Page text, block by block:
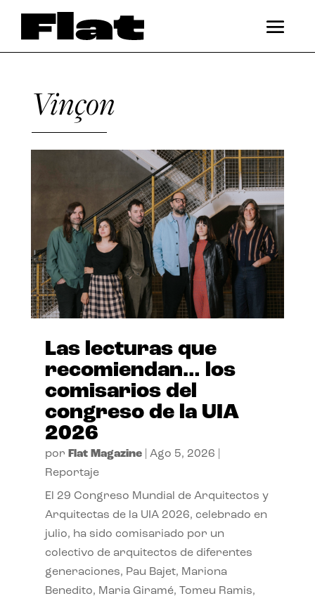
Vinçon
Las lecturas que
recomiendan… los
comisarios del
congreso de la UIA
2026
por Flat Magazine| Ago 5, 2026
Reportaje
El 29 Congreso Mundial de Arquitectos y
Arquitectas de la UIA 2026, celebrado en
julio, ha sido comisariado por un
colectivo de arquitectos de diferentes
generaciones, Pau Bajet, Mariona
Benedito, Maria Giramé, Tomeu Ramis,